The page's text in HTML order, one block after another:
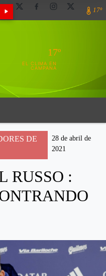
17º
17º
EL CLIMA EN
CAMPANA
DE
28 de abril de
2021
RUSSO :